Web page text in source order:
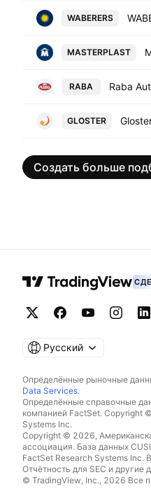
WABERERS
MASTERPLAST
RABA
GLOSTER
Создать больше
Русский
Определённые рыночные
Data Services.
Определённые справочные
компанией FactSet. Copyright
Systems Inc.
Copyright © 2026,
ассоциация. База данных
FactSet Research Systems
Отчётность для SEC и другие
© TradingView, Inc., 2026 Все